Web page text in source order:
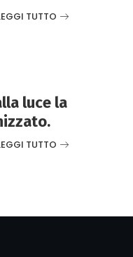
TUTTO
luce la
TUTTO